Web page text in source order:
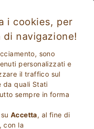
i cookies, per
navigazione!
sono
personalizzati e
il traffico sul
da quali Stati
sempre in forma
Accetta, al fine di
con la
in Sicilia